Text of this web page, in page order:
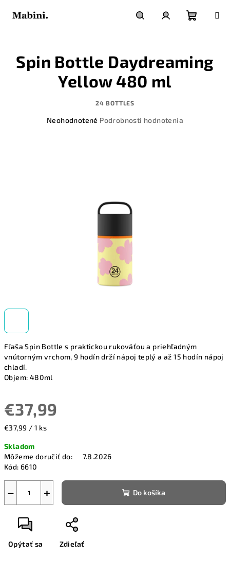
košík
Fľaša Spin Bottle s praktickou rukoväťou a priehľadným
vnútorným vrchom, 9 hodín drží nápoj teplý a až 15 hodín nápoj
chladí.
Objem: 480ml
€37,99
Jednotková
€37,99 / 1 ks
Skladom
Môžeme doručiť do:
7.8.2026
Kód: 6610
+
− Do košíka
Opýtať sa Zdieľať
Spin Bottle Daydreaming
Yellow 480 ml
24 BOTTLES
Priemerné
Neohodnotené Podrobnosti hodnotenia